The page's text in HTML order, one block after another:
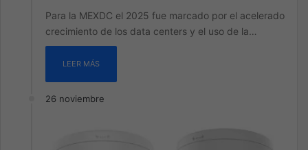
Para la MEXDC el 2025 fue marcado por el acelerado
crecimiento de los data centers y el uso de la…
LEER MÁS
26 noviembre